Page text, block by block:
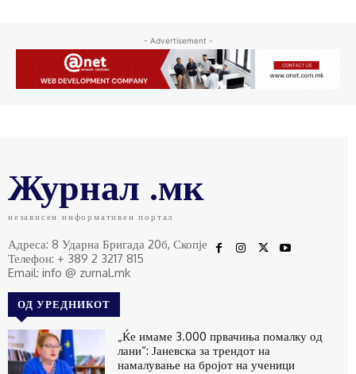
- Advertisement -
Журнал .мк
независен информативен портал
Адреса: 8 Ударна Бригада 20б, Скопје
Телефон: + 389 2 3217 815
Email: info @ zurnal.mk
ОД УРЕДНИКОТ
„Ќе имаме 3.000 првачиња помалку од
лани“: Јаневска за трендот на
намалување на бројот на ученици